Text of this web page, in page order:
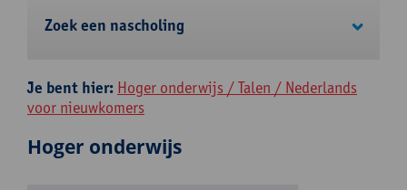
Zoek een nascholing
Je bent hier: Hoger onderwijs / Talen / Nederlands
voor nieuwkomers
Hoger onderwijs